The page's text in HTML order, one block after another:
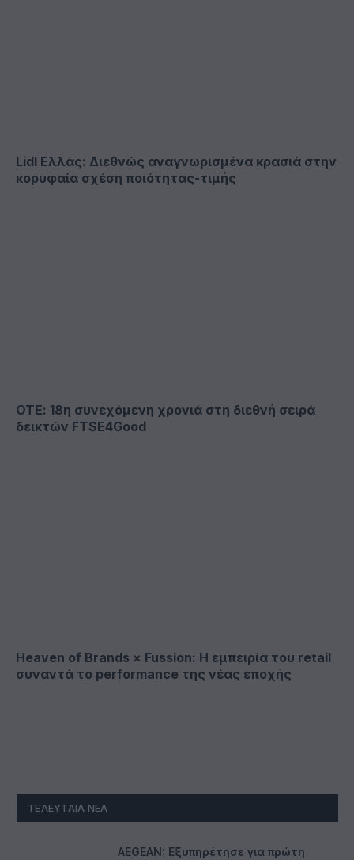
Lidl Ελλάς: Διεθνώς αναγνωρισμένα κρασιά στην
κορυφαία σχέση ποιότητας-τιμής
ΟΤΕ: 18η συνεχόμενη χρονιά στη διεθνή σειρά
δεικτών FTSE4Good
Heaven of Brands × Fussion: Η εμπειρία του retail
συναντά το performance της νέας εποχής
ΤΕΛΕΥΤΑΊΑ ΝΈΑ
AEGEAN: Εξυπηρέτησε για πρώτη